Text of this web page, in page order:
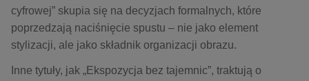
cyfrowej” skupia się na decyzjach formalnych, które
poprzedzają naciśnięcie spustu – nie jako element
stylizacji, ale jako składnik organizacji obrazu.
Inne tytuły, jak „Ekspozycja bez tajemnic”, traktują o